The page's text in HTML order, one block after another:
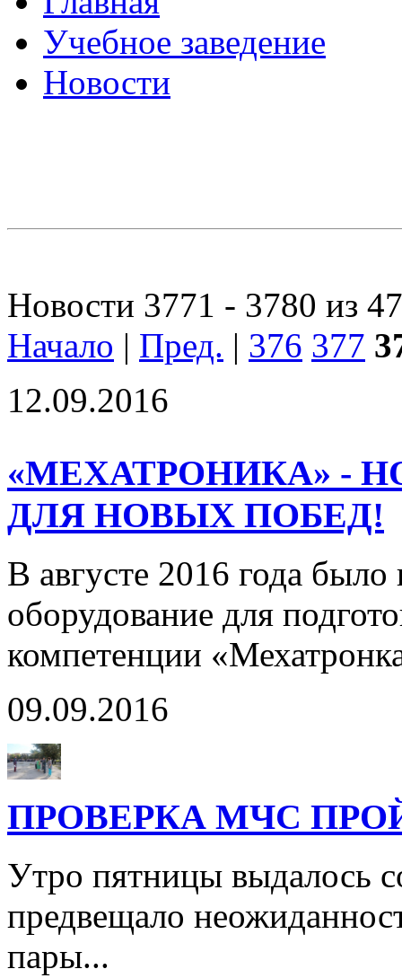
Учебное заведение
Новости
Новости 3771 - 3780 из
Начало | Пред. | 376 377
12.09.2016
«МЕХАТРОНИКА» -
ДЛЯ НОВЫХ ПОБЕД!
В августе 2016 года
оборудование для
компетенции
09.09.2016
ПРОВЕРКА МЧС
Утро пятницы выдалось
предвещало
пары...